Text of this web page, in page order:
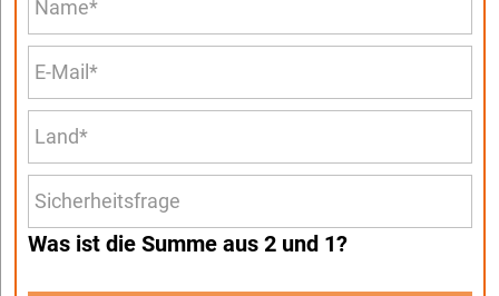
Was ist die Summe aus 2 und 1?